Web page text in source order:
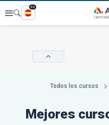
Explorar
es
Todos los cursos
Mejores